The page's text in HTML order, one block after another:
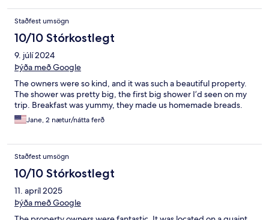
Staðfest umsögn
10/10 Stórkostlegt
9. júlí 2024
Þýða með Google
The owners were so kind, and it was such a beautiful property.
The shower was pretty big, the first big shower I’d seen on my
trip. Breakfast was yummy, they made us homemade breads.
Jane, 2 nætur/nátta ferð
Staðfest umsögn
10/10 Stórkostlegt
11. apríl 2025
Þýða með Google